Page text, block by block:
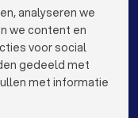
in Brugge
in Aalst
keyboard_arrow_down
analyseren we
we content en
voor social
gedeeld met
met informatie